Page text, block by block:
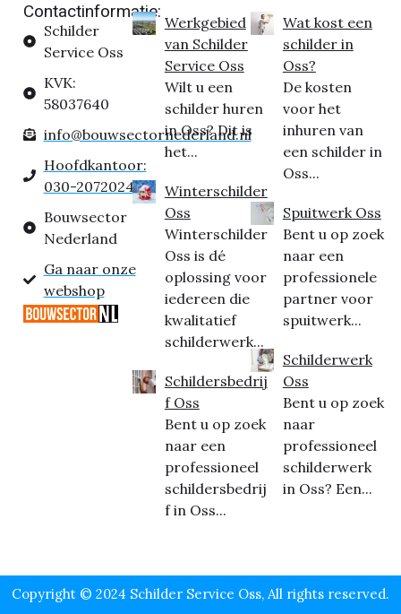
Contactinformatie:
Schilder
Service Oss
KVK:
58037640
info@bouwsectornederland.nl
Hoofdkantoor:
030-2072024
Bouwsector
Nederland
Ga naar onze
webshop
Werkgebied
van Schilder
Service Oss
Wilt u een
schilder huren
in Oss? Dit is
het...
Winterschilder
Oss
Winterschilder
Oss is dé
oplossing voor
iedereen die
kwalitatief
schilderwerk...
Schildersbedrij
f Oss
Bent u op zoek
naar een
professioneel
schildersbedrij
f in Oss...
Wat kost een
schilder in
Oss?
De kosten
voor het
inhuren van
een schilder in
Oss...
Spuitwerk Oss
Bent u op zoek
naar een
professionele
partner voor
spuitwerk...
Schilderwerk
Oss
Bent u op zoek
naar
professioneel
schilderwerk
in Oss? Een...
Copyright © 2024 Schilder Service Oss, All rights reserved.